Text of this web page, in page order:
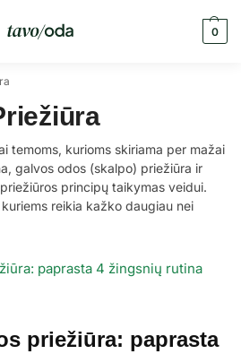
0
temoms, kurioms skiriama per mažai
galvos odos (skalpo) priežiūra ir
principų taikymas veidui.
reikia kažko daugiau nei
priežiūra: paprasta